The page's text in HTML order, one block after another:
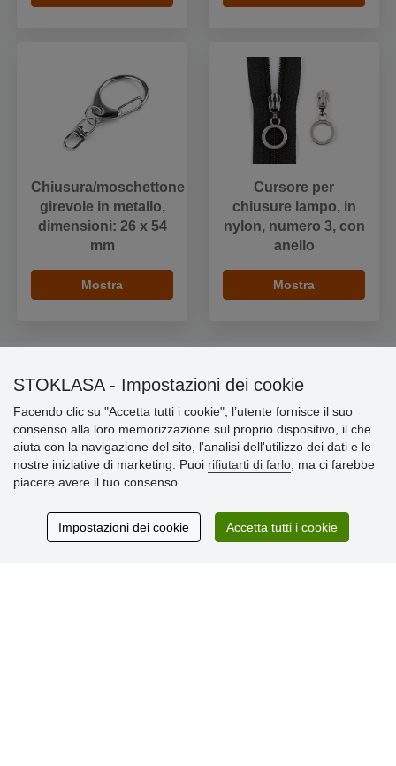
Chiusura/moschettone
girevole in metallo,
dimensioni: 26 x 54
mm
Mostra
Cursore per
chiusure lampo, in
nylon, numero 3, con
anello
Mostra
» Impostazioni dei cookie
» Termini & Condizioni
» Informativa sulla Privacy
» Consegna e pagamento
» Programma fedeltà
STOKLASA - Impostazioni dei cookie
Facendo clic su "Accetta tutti i cookie", l’utente fornisce il suo
consenso alla loro memorizzazione sul proprio dispositivo, il che
aiuta con la navigazione del sito, l'analisi dell'utilizzo dei dati e le
nostre iniziative di marketing. Puoi rifiutarti di farlo , ma ci farebbe
piacere avere il tuo consenso.
Impostazioni dei cookie Accetta tutti i cookie